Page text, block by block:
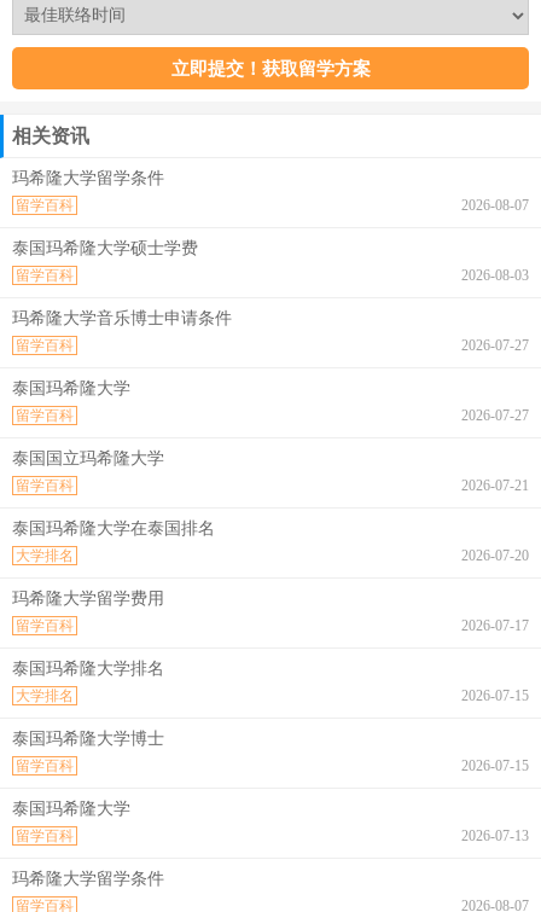
相关资讯
玛希隆大学留学条件
2026-08-07
留学百科
泰国玛希隆大学硕士学费
2026-08-03
留学百科
玛希隆大学音乐博士申请条件
2026-07-27
留学百科
泰国玛希隆大学
2026-07-27
留学百科
泰国国立玛希隆大学
2026-07-21
留学百科
泰国玛希隆大学在泰国排名
2026-07-20
大学排名
玛希隆大学留学费用
2026-07-17
留学百科
泰国玛希隆大学排名
2026-07-15
大学排名
泰国玛希隆大学博士
2026-07-15
留学百科
泰国玛希隆大学
2026-07-13
留学百科
玛希隆大学留学条件
2026-08-07
留学百科